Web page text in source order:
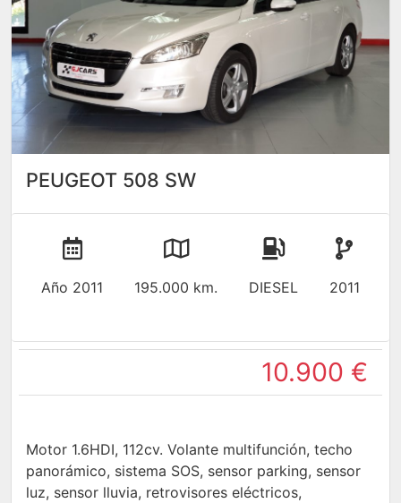
PEUGEOT 508 SW
Año 2011 195.000 km. DIESEL 2011
10.900 €
Motor 1.6HDI, 112cv. Volante multifunción, techo
panorámico, sistema SOS, sensor parking, sensor
luz, sensor lluvia, retrovisores eléctricos,